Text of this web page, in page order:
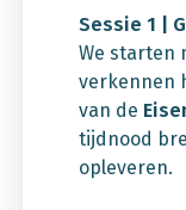
Sessie 1 |
We starten
verkennen
van de
tijdnood
opleveren.